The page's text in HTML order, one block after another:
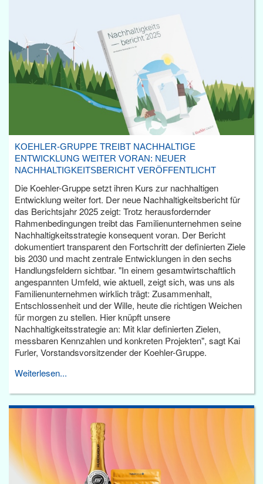
KOEHLER-GRUPPE TREIBT NACHHALTIGE
ENTWICKLUNG WEITER VORAN: NEUER
NACHHALTIGKEITSBERICHT VERÖFFENTLICHT
Die Koehler-Gruppe setzt ihren Kurs zur nachhaltigen
Entwicklung weiter fort. Der neue Nachhaltigkeitsbericht für
das Berichtsjahr 2025 zeigt: Trotz herausfordernder
Rahmenbedingungen treibt das Familienunternehmen seine
Nachhaltigkeitsstrategie konsequent voran. Der Bericht
dokumentiert transparent den Fortschritt der definierten Ziele
bis 2030 und macht zentrale Entwicklungen in den sechs
Handlungsfeldern sichtbar. "In einem gesamtwirtschaftlich
angespannten Umfeld, wie aktuell, zeigt sich, was uns als
Familienunternehmen wirklich trägt: Zusammenhalt,
Entschlossenheit und der Wille, heute die richtigen Weichen
für morgen zu stellen. Hier knüpft unsere
Nachhaltigkeitsstrategie an: Mit klar definierten Zielen,
messbaren Kennzahlen und konkreten Projekten", sagt Kai
Furler, Vorstandsvorsitzender der Koehler-Gruppe.
Weiterlesen...